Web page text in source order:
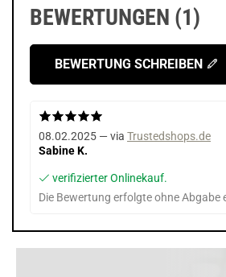
BEWERTUNGEN (1)
BEWERTUNG SCHREIBEN
08.02.2025 — via Trustedshops.de
Sabine K.
verifizierter Onlinekauf.
Die Bewertung erfolgte ohne Abgabe